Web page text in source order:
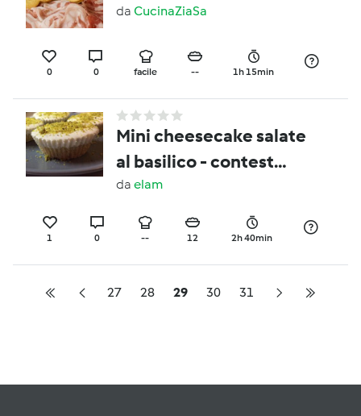
da CucinaZiaSa
0 0 facile -- 1h 15min
Mini cheesecake salate
al basilico - contest
stuzzichini
da elam
1 0 -- 12 2h 40min
27 28 29 30 31